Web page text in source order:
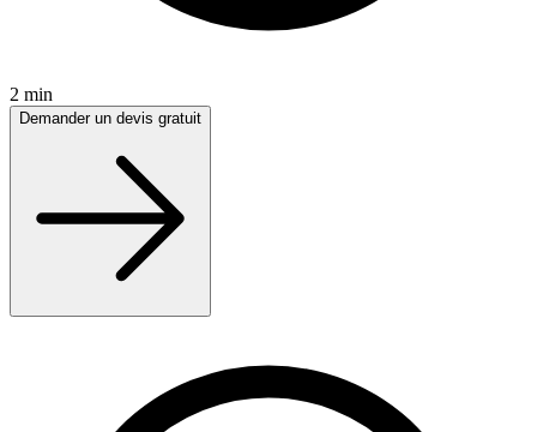
2 min
Demander un devis gratuit